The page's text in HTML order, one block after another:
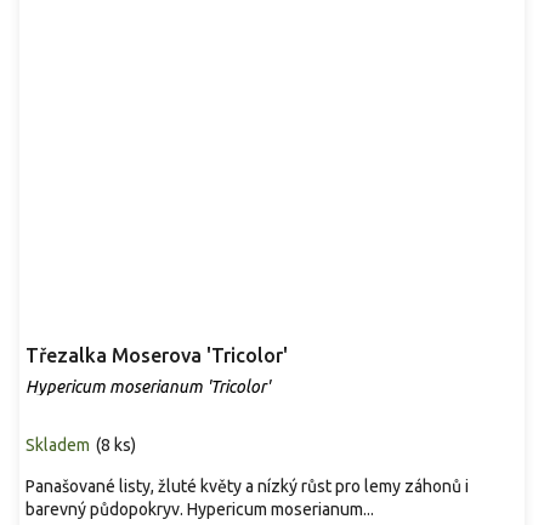
Třezalka Moserova 'Tricolor'
Hypericum moserianum 'Tricolor'
Skladem (8 ks)
Panašované listy, žluté květy a nízký růst pro lemy záhonů i
barevný půdopokryv. Hypericum moserianum...